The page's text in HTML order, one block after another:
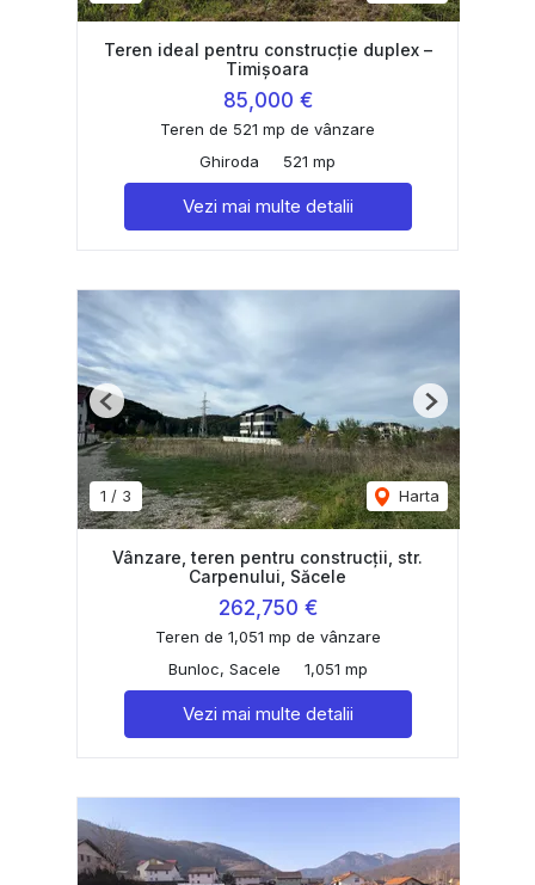
Teren ideal pentru construcție duplex –
Timișoara
85,000 €
Teren de 521 mp de vânzare
Ghiroda
521 mp
Vezi mai multe detalii
1 / 3 Harta
Previous Next
Vânzare, teren pentru construcții, str.
Carpenului, Săcele
262,750 €
Teren de 1,051 mp de vânzare
Bunloc, Sacele
1,051 mp
Vezi mai multe detalii